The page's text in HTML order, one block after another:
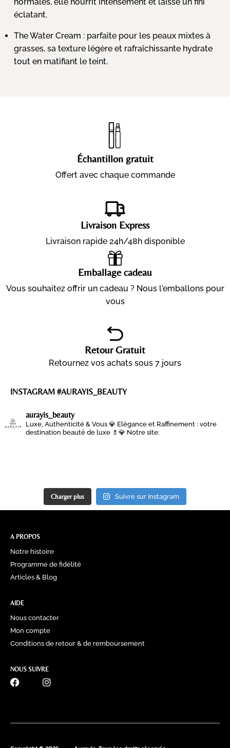
normales, elle nourrit intensément et laisse un fini
éclatant.
The Water Cream : parfaite pour les peaux mixtes à
grasses, sa texture légère et rafraîchissante hydrate
tout en matifiant le teint.
Échantillon gratuit
Offert avec chaque commande
Livraison Express
Livraison rapide 24h/48h disponible
Emballage cadeau
Vous souhaitez offrir un cadeau ? Nous l'emballons pour
vous
Retour Gratuit
Retournez vos achats sous 7 jours
INSTAGRAM #AURAYIS_BEAUTY
aurayis_beauty
Luxe, Authenticité & Vous 💎 Elégance et Raffinement : votre
destination beauté de luxe 💄💎 Notre site:
Charger plus Suivre sur Instagram
A PROPOS
Notre histoire
Programme de fidélité
Articles & Blog
AIDE
Nous contacter
Mon compte
Conditions de retour & de remboursement
NOUS SUIVRE